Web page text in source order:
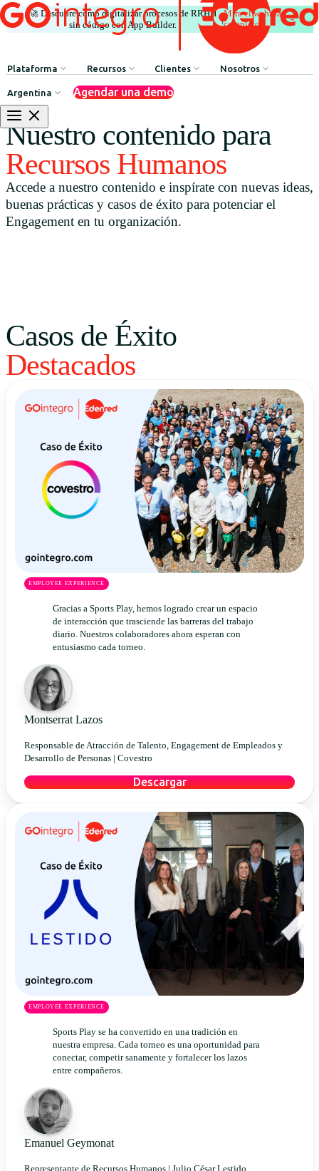
🚀 Descubre cómo digitalizar procesos de RRHH
sin código con App Builder.
|
Mira el webinar
completo
Plataforma
Comunicación Interna
Procesos de Recursos Humanos
Reconocimientos & Premios
Beneficios & Bienestar
Red de Descuentos
Recursos
Employee Experience Awards
Casos de Éxito
Webinars
Blog
Clientes
Casos de Éxito
Nosotros
Equipo de Liderazgo
Argentina
Argentina
Brasil
Português
Agendar una demo
Nuestro contenido para
Recursos Humanos
Accede a nuestro contenido e inspírate con nuevas ideas,
buenas prácticas y casos de éxito para potenciar el
Engagement en tu organización.
Casos de Éxito
Destacados
EMPLOYEE EXPERIENCE
Gracias a Sports Play, hemos logrado crear un espacio
de interacción que trasciende las barreras del trabajo
diario. Nuestros colaboradores ahora esperan con
entusiasmo cada torneo.
Montserrat Lazos
Responsable de Atracción de Talento, Engagement de Empleados y
Desarrollo de Personas | Covestro
Descargar
EMPLOYEE EXPERIENCE
Sports Play se ha convertido en una tradición en
nuestra empresa. Cada torneo es una oportunidad para
conectar, competir sanamente y fortalecer los lazos
entre compañeros.
Emanuel Geymonat
Representante de Recursos Humanos | Julio César Lestido